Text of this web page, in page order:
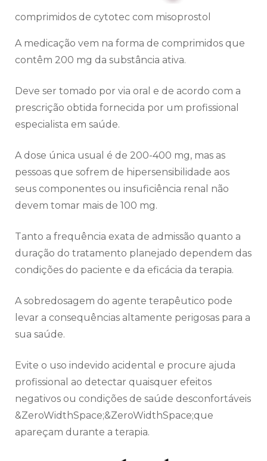
comprimidos de cytotec com misoprostol
A medicação vem na forma de comprimidos que
contêm 200 mg da substância ativa.
Deve ser tomado por via oral e de acordo com a
prescrição obtida fornecida por um profissional
especialista em saúde.
A dose única usual é de 200-400 mg, mas as
pessoas que sofrem de hipersensibilidade aos
seus componentes ou insuficiência renal não
devem tomar mais de 100 mg.
Tanto a frequência exata de admissão quanto a
duração do tratamento planejado dependem das
condições do paciente e da eficácia da terapia.
A sobredosagem do agente terapêutico pode
levar a consequências altamente perigosas para a
sua saúde.
Evite o uso indevido acidental e procure ajuda
profissional ao detectar quaisquer efeitos
negativos ou condições de saúde desconfortáveis
&ZeroWidthSpace;&ZeroWidthSpace;que
apareçam durante a terapia.